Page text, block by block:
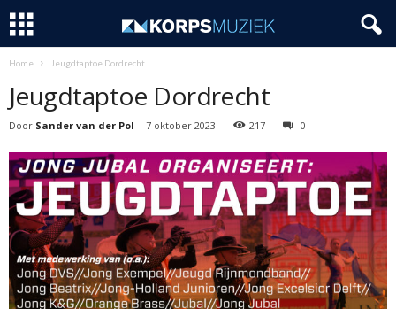
Home Jeugdtaptoe Dordrecht
Jeugdtaptoe Dordrecht
Door Sander van der Pol - 7 oktober 2023 217 0